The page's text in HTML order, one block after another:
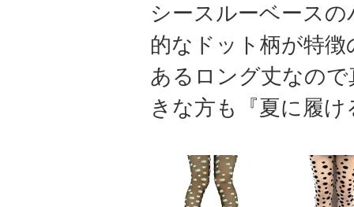
シースルーベース
的なドット柄が特
あるロング丈なの
きな方も『夏に履